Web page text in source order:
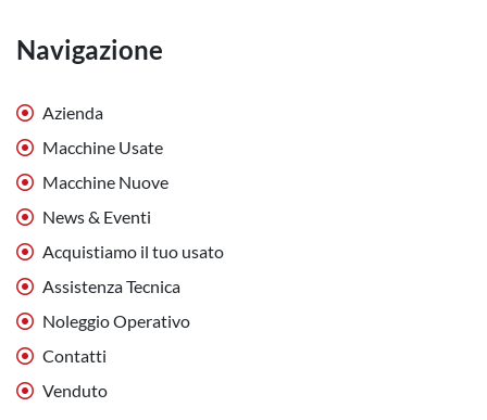
Navigazione
Azienda
Macchine Usate
Macchine Nuove
News & Eventi
Acquistiamo il tuo usato
Assistenza Tecnica
Noleggio Operativo
Contatti
Venduto